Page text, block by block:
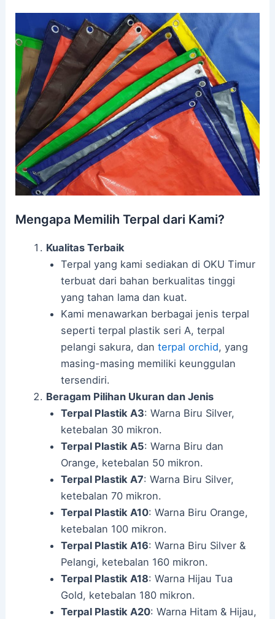
Mengapa Memilih Terpal dari Kami?
Kualitas Terbaik
Terpal yang kami sediakan di OKU Timur
terbuat dari bahan berkualitas tinggi
yang tahan lama dan kuat.
Kami menawarkan berbagai jenis terpal
seperti terpal plastik seri A, terpal
pelangi sakura, danterpal orchid, yang
masing-masing memiliki keunggulan
tersendiri.
Beragam Pilihan Ukuran dan Jenis
Terpal Plastik A3: Warna Biru Silver,
ketebalan 30 mikron.
Terpal Plastik A5: Warna Biru dan
Orange, ketebalan 50 mikron.
Terpal Plastik A7: Warna Biru Silver,
ketebalan 70 mikron.
Terpal Plastik A10: Warna Biru Orange,
ketebalan 100 mikron.
Terpal Plastik A16: Warna Biru Silver &
Pelangi, ketebalan 160 mikron.
Terpal Plastik A18: Warna Hijau Tua
Gold, ketebalan 180 mikron.
Terpal Plastik A20: Warna Hitam & Hijau,